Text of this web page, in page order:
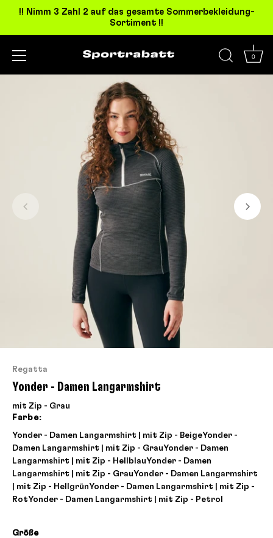
!! Nimm 3 Zahl 2 auf das gesamte Sommerbekleidung-
Sortiment !!
0
Regatta
Yonder - Damen Langarmshirt
mit Zip - Grau
Farbe:
Yonder - Damen Langarmshirt | mit Zip - BeigeYonder -
Damen Langarmshirt | mit Zip - GrauYonder - Damen
Langarmshirt | mit Zip - HellblauYonder - Damen
Langarmshirt | mit Zip - GrauYonder - Damen Langarmshirt
| mit Zip - HellgrünYonder - Damen Langarmshirt | mit Zip -
RotYonder - Damen Langarmshirt | mit Zip - Petrol
Größe